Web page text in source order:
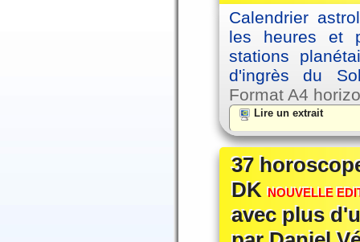
Calendrier
les heures et
stations
d'ingrès du
Format A4
Lire un extrait
37
DKNOUVELLE
avec plus